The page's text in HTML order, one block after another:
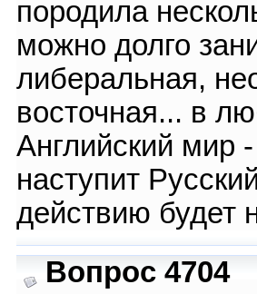
породила
можно долго
либеральная,
восточная... в
Английский мир
наступит
действию будет
Вопрос 4704